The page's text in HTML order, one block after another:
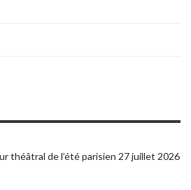
théâtral de l’été parisien 27 juillet 2026